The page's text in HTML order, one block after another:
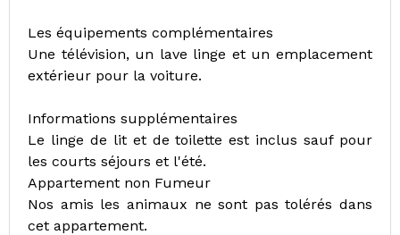
Les équipements complémentaires
Une télévision, un lave linge et un emplacement
extérieur pour la voiture.
Informations supplémentaires
Le linge de lit et de toilette est inclus sauf pour
les courts séjours et l'été.
Appartement non Fumeur
Nos amis les animaux ne sont pas tolérés dans
cet appartement.